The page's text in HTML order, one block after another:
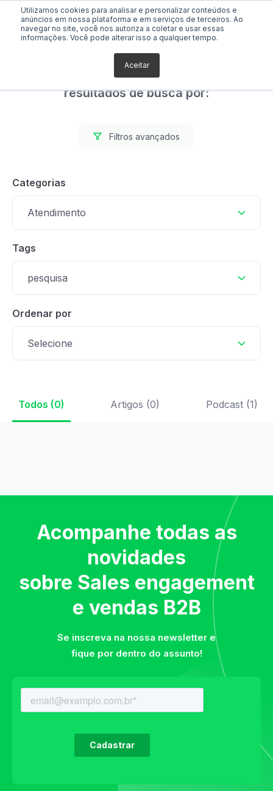
Utilizamos cookies para analisar e personalizar conteúdos e
anúncios em nossa plataforma e em serviços de terceiros. Ao
navegar no site, você nos autoriza a coletar e usar essas
informações. Você pode alterar isso a qualquer tempo.
Aceitar
Foram encontrados 0
resultados de busca por:
Filtros avançados
Categorias
Atendimento
Tags
pesquisa
Ordenar por
Selecione
Todos (0) Artigos (0) Podcast (1)
Acompanhe todas as
novidades
sobre Sales engagement
e vendas B2B
Se inscreva na nossa newsletter e
fique por dentro do assunto!